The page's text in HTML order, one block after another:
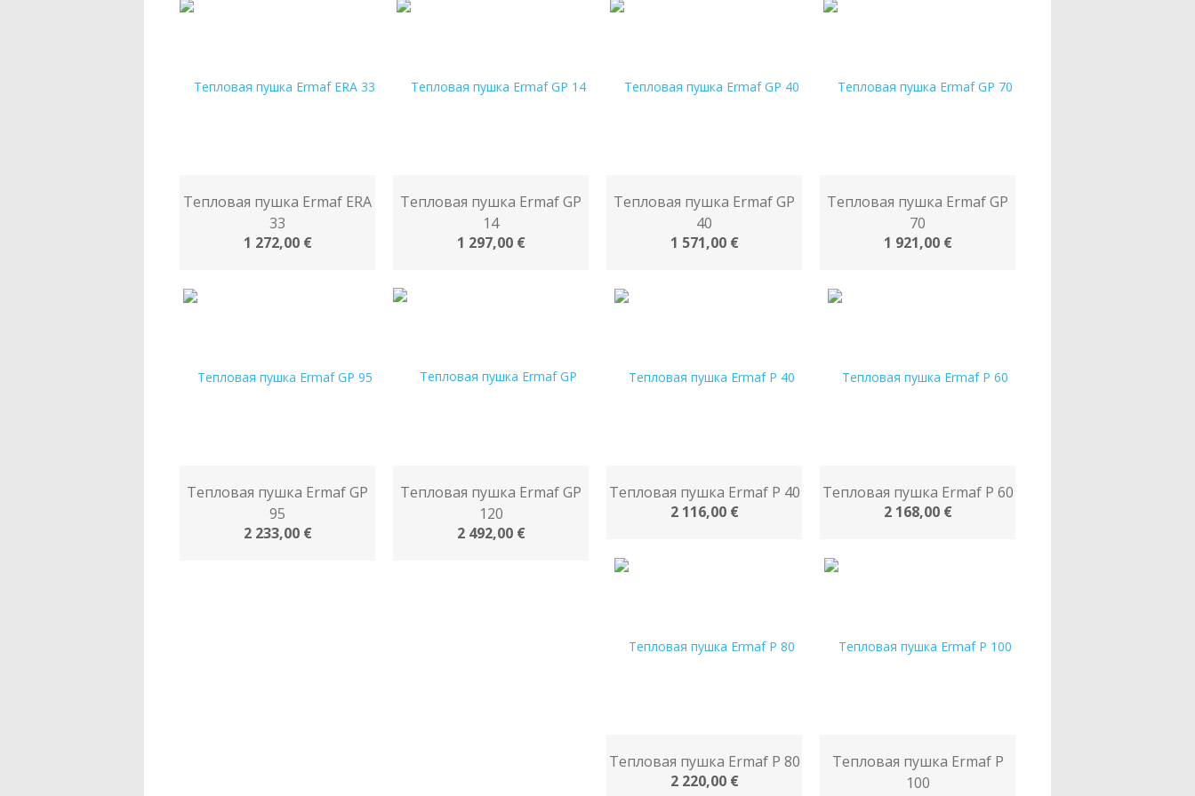
Тепловая пушка Ermaf ERA
33
1 272,00 €
Тепловая пушка Ermaf GP
14
1 297,00 €
Тепловая пушка Ermaf GP
40
1 571,00 €
Тепловая пушка Ermaf GP
70
1 921,00 €
Тепловая пушка Ermaf GP
95
2 233,00 €
Тепловая пушка Ermaf GP
120
2 492,00 €
Тепловая пушка Ermaf P 40
2 116,00 €
Тепловая пушка Ermaf P 60
2 168,00 €
Тепловая пушка Ermaf P 80
2 220,00 €
Тепловая пушка Ermaf P
100